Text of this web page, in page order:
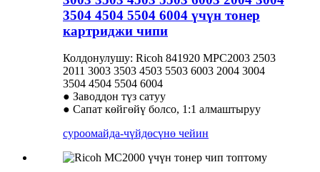
3504 4504 5504 6004 үчүн тонер
картриджи чипи
Колдонулушу: Ricoh 841920 MPC2003 2503
2011 3003 3503 4503 5503 6003 2004 3004
3504 4504 5504 6004
● Заводдон түз сатуу
● Сапат көйгөйү болсо, 1:1 алмаштыруу
суроомайда-чүйдөсүнө чейин